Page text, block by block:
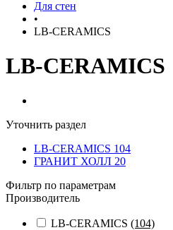
Для стен
•
LB-CERAMICS
LB-CERAMICS
Уточнить раздел
LB-CERAMICS 104
ГРАНИТ ХОЛЛ 20
Фильтр по параметрам
Производитель
LB-CERAMICS (104)